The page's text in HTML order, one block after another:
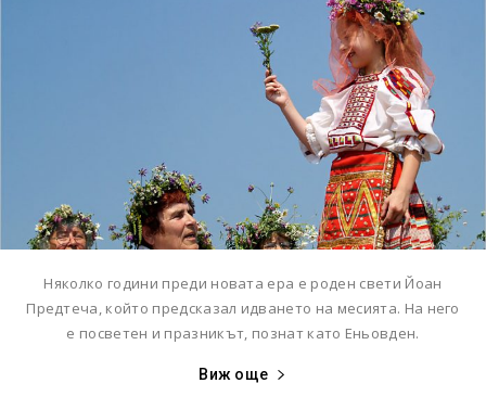
Няколко години преди новата ера е роден свети Йоан
Предтеча, който предсказал идването на месията. На него
е посветен и празникът, познат като Еньовден.
Виж още